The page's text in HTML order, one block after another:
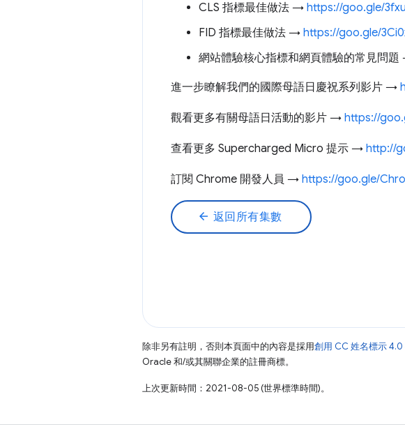
CLS 指標最佳做法 → https://goo.gle/
FID 指標最佳做法 → https://goo.gle/
網站體驗核心指標和網頁體驗的常見問
進一步瞭解我們的國際母語日慶祝系列影片 →
觀看更多有關母語日活動的影片 → https://
查看更多 Supercharged Micro 提示 → http://
訂閱 Chrome 開發人員 → https://goo.gle/
arrow_back 返回所有集數
除非另有註明，否則本頁面中的內容是採用創用 CC 姓名標示 4.0
Oracle 和/或其關聯企業的註冊商標。
上次更新時間：2021-08-05 (世界標準時間)。